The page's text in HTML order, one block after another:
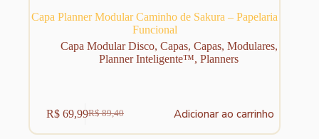
Capa Planner Modular Caminho de Sakura – Papelaria
Funcional
Capa Modular Disco, Capas, Capas, Modulares,
Planner Inteligente™,Planners
R$89,40
O
preço
R$ 69,99O
preço
Adicionar ao carrinho